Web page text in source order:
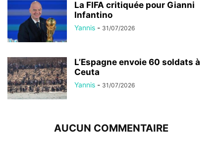
La FIFA critiquée pour Gianni
Infantino
Yannis - 31/07/2026
L’Espagne envoie 60 soldats à
Ceuta
Yannis - 31/07/2026
AUCUN COMMENTAIRE